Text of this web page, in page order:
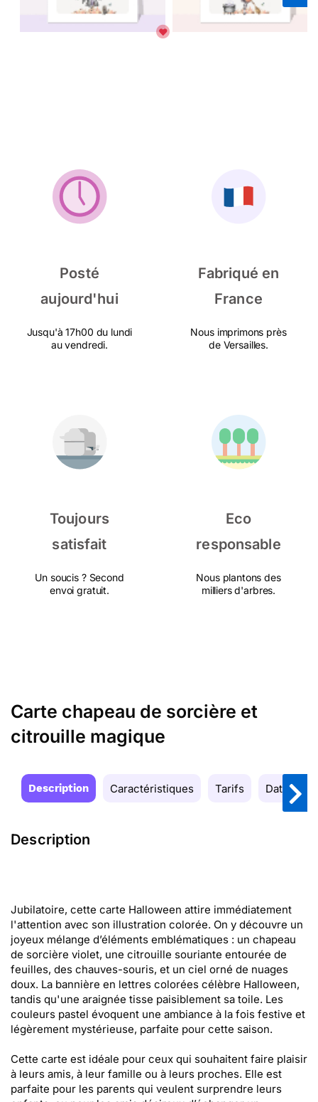
Posté
aujourd'hui
Jusqu'à 17h00 du lundi
au vendredi.
Fabriqué en
France
Nous imprimons près
de Versailles.
Toujours
satisfait
Un soucis ? Second
envoi gratuit.
Eco
responsable
Nous plantons des
milliers d'arbres.
Carte chapeau de sorcière et
citrouille magique
Description Caractéristiques Tarifs Date de
Description
Jubilatoire, cette carte Halloween attire immédiatement
l'attention avec son illustration colorée. On y découvre un
joyeux mélange d’éléments emblématiques : un chapeau
de sorcière violet, une citrouille souriante entourée de
feuilles, des chauves-souris, et un ciel orné de nuages
doux. La bannière en lettres colorées célèbre Halloween,
tandis qu'une araignée tisse paisiblement sa toile. Les
couleurs pastel évoquent une ambiance à la fois festive et
légèrement mystérieuse, parfaite pour cette saison.
Cette carte est idéale pour ceux qui souhaitent faire plaisir
à leurs amis, à leur famille ou à leurs proches. Elle est
parfaite pour les parents qui veulent surprendre leurs